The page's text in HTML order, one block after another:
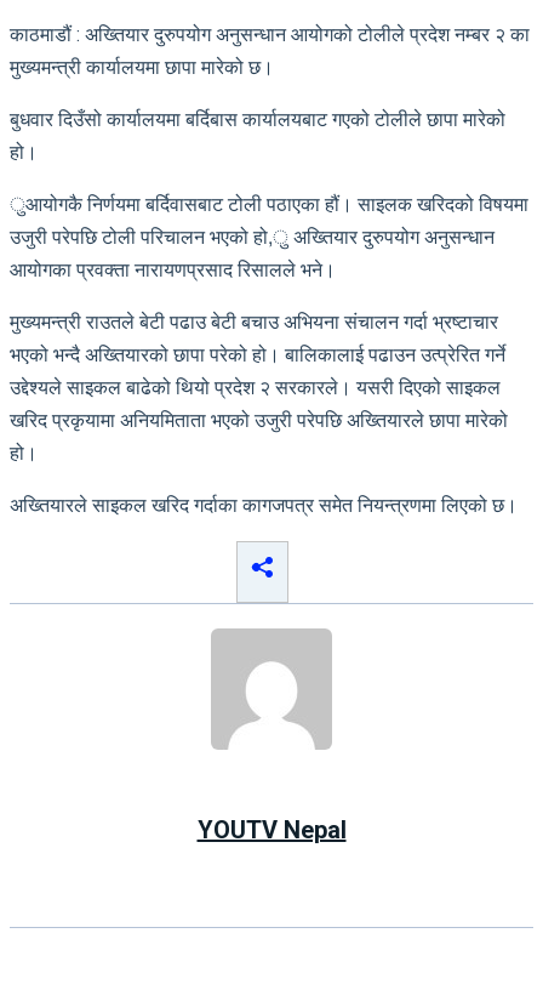
काठमाडौं : अख्तियार दुरुपयोग अनुसन्धान आयोगको टोलीले प्रदेश नम्बर २ का
मुख्यमन्त्री कार्यालयमा छापा मारेको छ।
बुधवार दिउँसो कार्यालयमा बर्दिबास कार्यालयबाट गएको टोलीले छापा मारेको
हो।
ुआयोगकै निर्णयमा बर्दिवासबाट टोली पठाएका हौं। साइलक खरिदको विषयमा
उजुरी परेपछि टोली परिचालन भएको हो,ु अख्तियार दुरुपयोग अनुसन्धान
आयोगका प्रवक्ता नारायणप्रसाद रिसालले भने।
मुख्यमन्त्री राउतले बेटी पढाउ बेटी बचाउ अभियना संचालन गर्दा भ्रष्टाचार
भएको भन्दै अख्तियारको छापा परेको हो। बालिकालाई पढाउन उत्प्रेरित गर्ने
उद्देश्यले साइकल बाढेको थियो प्रदेश २ सरकारले। यसरी दिएको साइकल
खरिद प्रकृयामा अनियमिताता भएको उजुरी परेपछि अख्तियारले छापा मारेको
हो।
अख्तियारले साइकल खरिद गर्दाका कागजपत्र समेत नियन्त्रणमा लिएको छ।
YOUTV Nepal